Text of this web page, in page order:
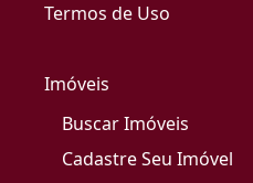
Termos de Uso
Imóveis
Buscar Imóveis
Cadastre Seu Imóvel